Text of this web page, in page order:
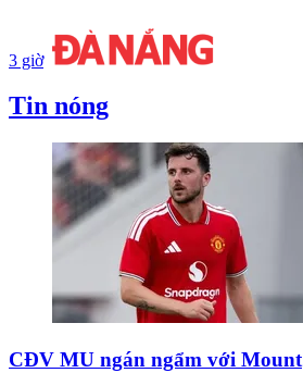
3 giờ
Tin nóng
CĐV MU ngán ngẩm với Mount